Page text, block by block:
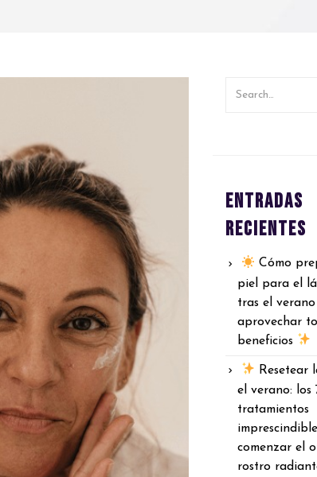
Entradas
recientes
Cómo
piel para el
tras el
aprovechar
beneficios
Resetear
el verano: los
tratamientos
comenzar el
rostro